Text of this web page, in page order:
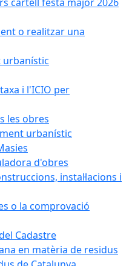
o realitzar una
urbanístic
i l'ICIO per
les obres
urbanístic
d'obres
instal·lacions i
o la comprovació
Cadastre
en matèria de residus